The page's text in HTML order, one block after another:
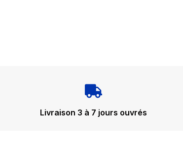
Livraison 3 à 7 jours ouvrés